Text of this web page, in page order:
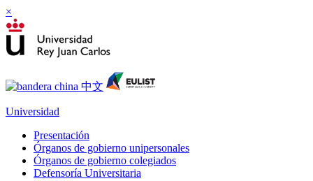
×
Universidad
Presentación
Órganos de gobierno unipersonales
Órganos de gobierno colegiados
Defensoría Universitaria